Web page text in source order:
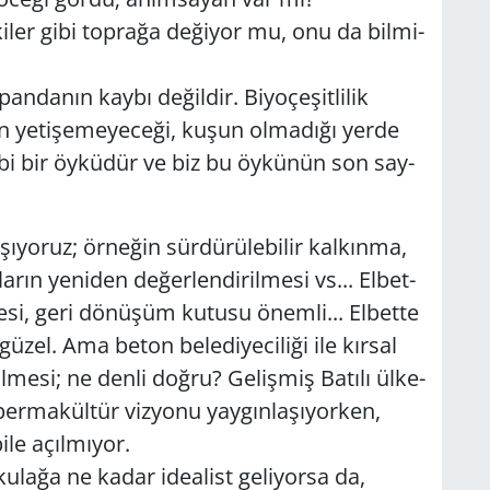
gibi top­ra­ğa de­ği­yor mu, onu da bil­mi­
kaybı de­ğil­dir. Bi­yo­çe­şit­li­lik
ye­ti­şe­me­ye­ce­ği, kuşun ol­ma­dı­ğı yerde
bir öy­kü­dür ve biz bu öy­kü­nün son say­
ör­ne­ğin sür­dü­rü­le­bi­lir kal­kın­ma,
ye­ni­den de­ğer­len­di­ril­me­si vs... El­bet­
geri dö­nü­şüm ku­tu­su önem­li... El­bet­te
Ama beton be­le­di­ye­ci­li­ği ile kır­sal
ne denli doğru? Ge­liş­miş Ba­tı­lı ül­ke­
viz­yo­nu yay­gın­la­şı­yor­ken,
açıl­mı­yor.
ne kadar ide­alist ge­li­yor­sa da,